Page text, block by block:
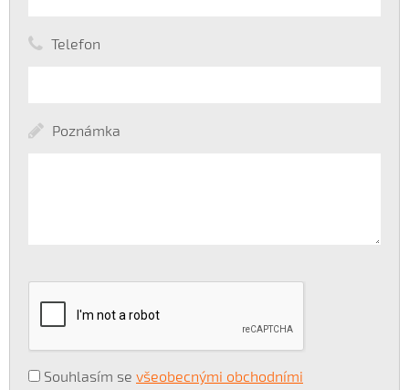
Telefon
Poznámka
Souhlasím se všeobecnými obchodními